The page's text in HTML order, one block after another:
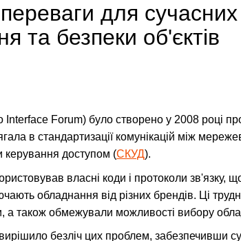
для
та безпеки об'єктів
Forum) було створено у 2008 році
в стандартизації комунікацій між
керування доступом (СКУД).
власні коди і протоколи зв'язку,
обладнання від різних брендів. Ці
а також обмежували можливості вибору
безліч цих проблем, забезпечивши